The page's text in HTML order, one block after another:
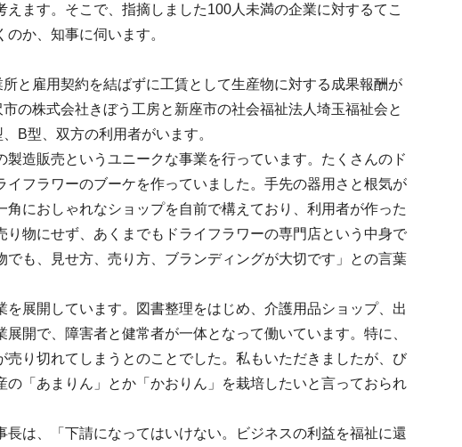
ます。そこで、指摘しました100人未満の企業に対するてこ
か、知事に伺います。
と雇用契約を結ばずに工賃として生産物に対する成果報酬が
の株式会社きぼう工房と新座市の社会福祉法人埼玉福祉会と
B型、双方の利用者がいます。
造販売というユニークな事業を行っています。たくさんのド
フラワーのブーケを作っていました。手先の器用さと根気が
におしゃれなショップを自前で構えており、利用者が作った
物にせず、あくまでもドライフラワーの専門店という中身で
も、見せ方、売り方、ブランディングが大切です」との言葉
展開しています。図書整理をはじめ、介護用品ショップ、出
開で、障害者と健常者が一体となって働いています。特に、
り切れてしまうとのことでした。私もいただきましたが、び
「あまりん」とか「かおりん」を栽培したいと言っておられ
は、「下請になってはいけない。ビジネスの利益を福祉に還